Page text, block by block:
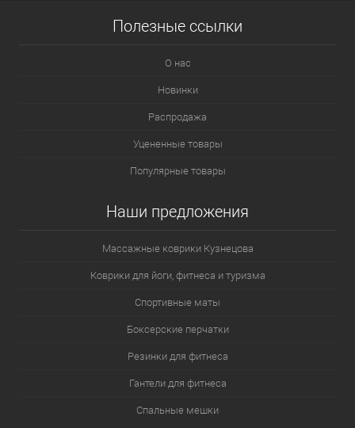
Полезные ссылки
О нас
Новинки
Распродажа
Уцененные товары
Популярные товары
Наши предложения
Массажные коврики Кузнецова
Коврики для йоги, фитнеса и туризма
Спортивные маты
Боксерские перчатки
Резинки для фитнеса
Гантели для фитнеса
Спальные мешки